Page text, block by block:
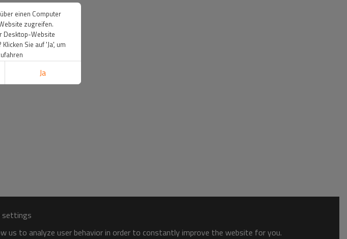
settings
us to analyze user behavior in order to constantly improve the website for you.
einen Computer
zugreifen.
Desktop-Website
Sie auf 'Ja', um
Ja